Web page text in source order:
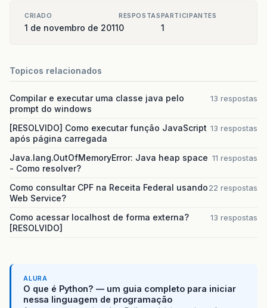
CRIADO
1 de novembro de 2011
RESPOSTAS
0
PARTICIPANTES
1
Topicos relacionados
Compilar e executar uma classe java pelo
prompt do windows
13 respostas
[RESOLVIDO] Como executar função JavaScript
após página carregada
13 respostas
Java.lang.OutOfMemoryError: Java heap space
- Como resolver?
11 respostas
Como consultar CPF na Receita Federal usando
Web Service?
22 respostas
Como acessar localhost de forma externa?
[RESOLVIDO]
13 respostas
ALURA
O que é Python? — um guia completo para iniciar
nessa linguagem de programação